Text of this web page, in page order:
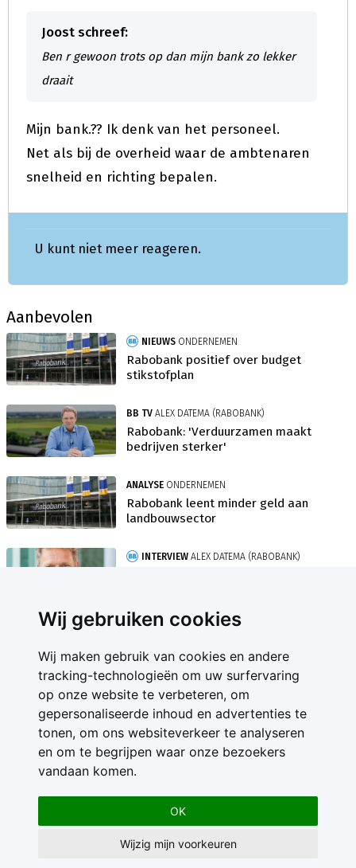
Wij gebruiken cookies
Wij maken gebruik van cookies en andere
tracking-technologieën om uw surfervaring
op onze website te verbeteren, om
gepersonaliseerde inhoud en advertenties te
tonen, om ons websiteverkeer te analyseren
en om te begrijpen waar onze bezoekers
vandaan komen.
OK
Wijzig mijn voorkeuren
Joost schreef:
Ben r gewoon trots op dan mijn bank zo lekker
draait
Mijn bank.?? Ik denk van het personeel.
Net als bij de overheid waar de ambtenaren
snelheid en richting bepalen.
U kunt niet meer reageren.
Aanbevolen
NIEUWS ONDERNEMEN
Rabobank positief over budget
stikstofplan
BB TV ALEX DATEMA (RABOBANK)
Rabobank: 'Verduurzamen maakt
bedrijven sterker'
ANALYSE ONDERNEMEN
Rabobank leent minder geld aan
landbouwsector
INTERVIEW ALEX DATEMA (RABOBANK)
Contact
Feedback
Nieuwsbrief
Adverteren
Gebruikersvoorwaarden
Privacy Statement